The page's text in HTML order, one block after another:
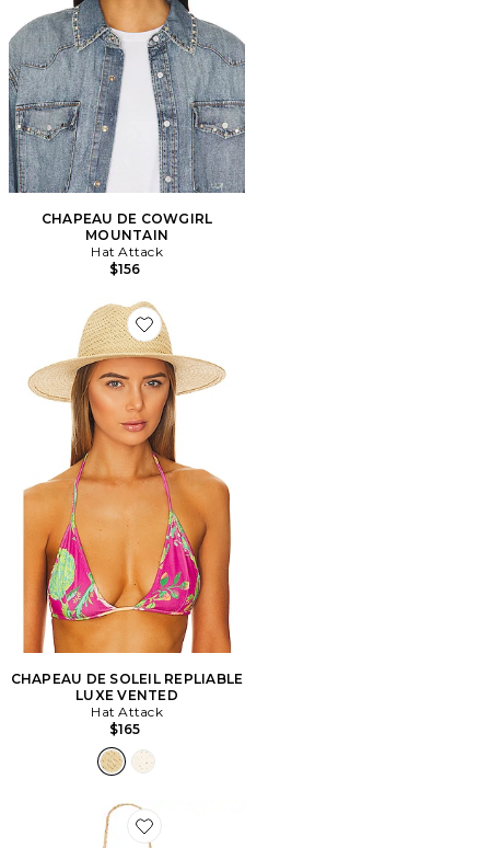
CHAPEAU DE COWGIRL
MOUNTAIN
Hat Attack
$156
Favorite CHAPEAU DE SOLEIL REPLIABLE LUXE
CHAPEAU DE SOLEIL REPLIABLE
LUXE VENTED
Hat Attack
$165
Favorite SAC RUFFLE